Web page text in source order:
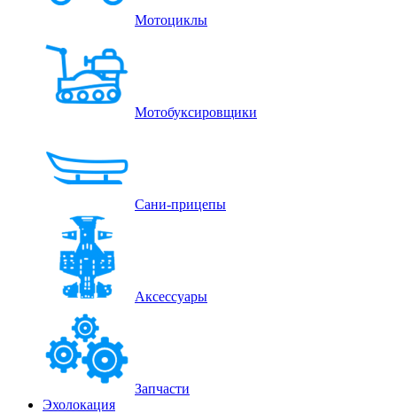
Мотоциклы
Мотобуксировщики
Сани-прицепы
Аксессуары
Запчасти
Эхолокация